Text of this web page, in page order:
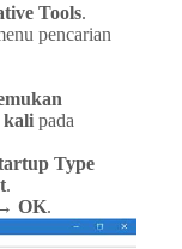
Tools.
pencarian
kali pada
Type
.
OK.